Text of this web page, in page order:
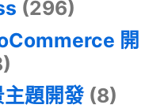
(296)
開
題開發(8)